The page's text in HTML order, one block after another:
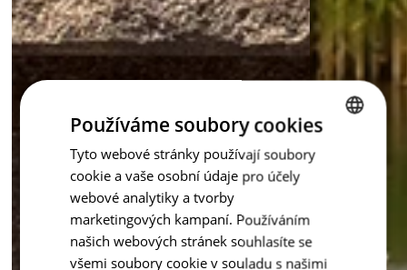
CZECH
Používáme soubory cookies
Tyto webové stránky používají soubory
cookie a vaše osobní údaje pro účely
webové analytiky a tvorby
marketingových kampaní. Používáním
našich webových stránek souhlasíte se
všemi soubory cookie v souladu s našimi